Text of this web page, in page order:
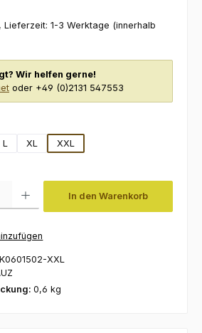
1-3 Werktage (innerhalb
Wir helfen gerne!
oder +49 (0)2131 547553
Option ist zurzeit nicht verfügbar.)
L XL XXL
In den Warenkorb
XXL
0,6 kg